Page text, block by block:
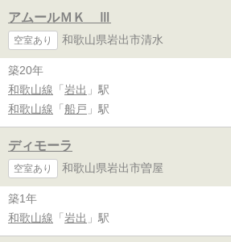
アムールＭＫ Ⅲ
空室あり 和歌山県岩出市清水
築20年
和歌山線 「 岩出 」駅
和歌山線 「 船戸 」駅
ディモーラ
空室あり 和歌山県岩出市曽屋
築1年
和歌山線 「 岩出 」駅